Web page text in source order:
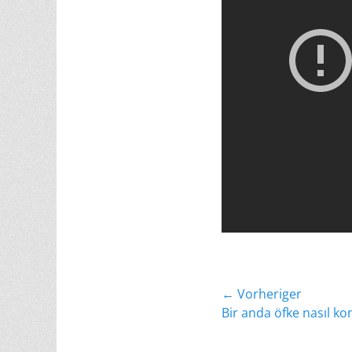
← Vorheriger
Vorheriger
Bir anda öfke nasıl